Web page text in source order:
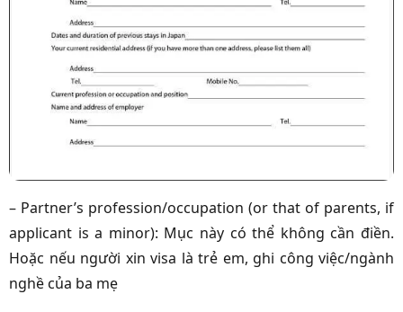
– Partner’s profession/occupation (or that of parents, if
applicant is a minor): Mục này có thể không cần điền.
Hoặc nếu người xin visa là trẻ em, ghi công việc/ngành
nghề của ba mẹ